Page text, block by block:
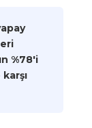
%78'i